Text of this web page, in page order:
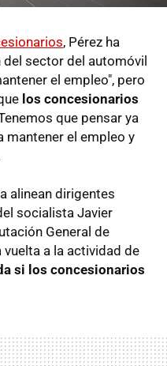
, Pérez ha
sector del automóvil
el empleo", pero
los concesionarios
que pensar ya
mantener el empleo y
alinean dirigentes
socialista Javier
General de
a la actividad de
si los concesionarios